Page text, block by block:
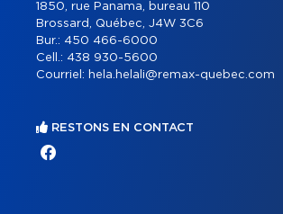
1850, rue Panama, bureau 110
Brossard, Québec, J4W 3C6
Bur.: 450 466-6000
Cell.: 438 930-5600
Courriel: hela.helali@remax-quebec.com
RESTONS EN CONTACT